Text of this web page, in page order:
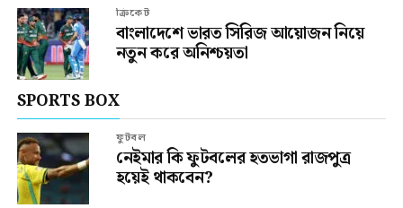
ক্রিকেট
বাংলাদেশে ভারত সিরিজ আয়োজন নিয়ে
নতুন করে অনিশ্চয়তা
SPORTS BOX
ফুটবল
নেইমার কি ফুটবলের হতভাগা রাজপুত্র
হয়েই থাকবেন?